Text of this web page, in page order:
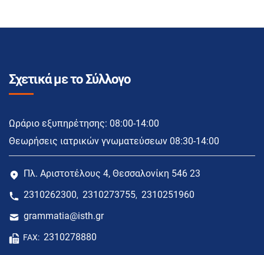
Σχετικά με το Σύλλογο
Ωράριο εξυπηρέτησης: 08:00-14:00
Θεωρήσεις ιατρικών γνωματεύσεων 08:30-14:00
Πλ. Αριστοτέλους 4, Θεσσαλονίκη 546 23
2310262300, 2310273755, 2310251960
grammatia@isth.gr
FAX: 2310278880